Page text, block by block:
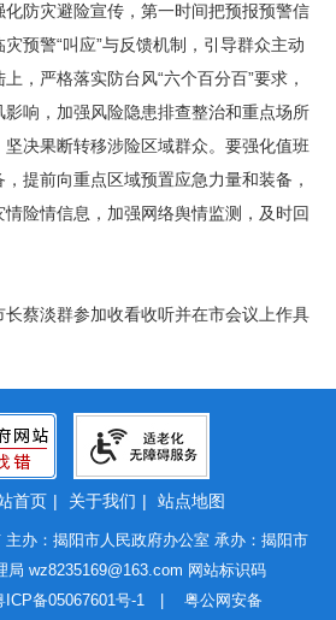
防灾避险宣传，第一时间把预报预警信
预警“叫应”与反馈机制，引导群众主动
，严格落实防台风“六个百分百”要求，
响，加强风险隐患排查整治和重点场所
决果断转移涉险区域群众。要强化值班
提前向重点区域预置应急力量和装备，
险情信息，加强网络舆情监测，及时回
蔡淡群参加收看收听并在市会议上作具
首页 | 关于我们 | 站点地图
办：揭阳市人民政府办公室 承办：揭阳市
局 wz8235169@163.com 网站标识码
ICP备05067601号-1| 粤公网安备